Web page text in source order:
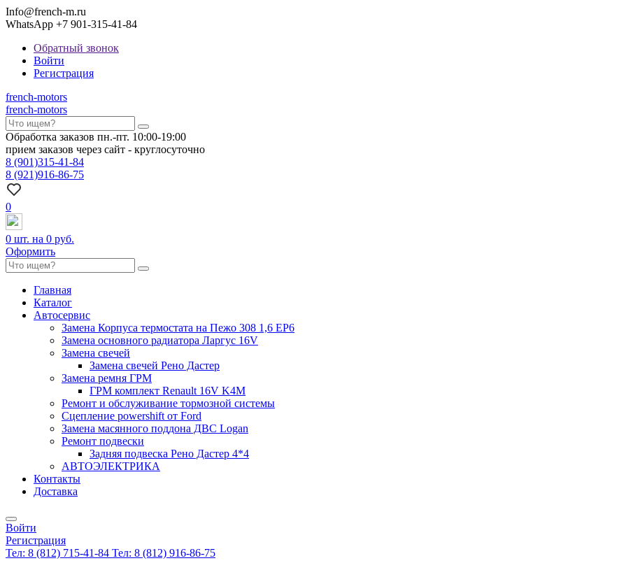
Info@french-m.ru
WhatsApp +7 901-315-41-84
Обратный звонок
Войти
Регистрация
french-motors
french-motors
Обработка заказов пн.-пт. 10:00-19:00
прием заказов через сайт - круглосуточно
8 (901)315-41-84
8 (921)916-86-75
0
0 шт. на 0 руб.
Оформить
Главная
Каталог
Автосервис
Замена Корпуса термостата на Пежо 308 1,6 EP6
Замена основного радиатора Ларгус 16V
Замена свечей
Замена свечей Рено Дастер
Замена ремня ГРМ
ГРМ комплект Renault 16V K4M
Ремонт и обслуживание тормозной системы
Сцепление powershift от Ford
Замена масянного поддона ДВС Logan
Ремонт подвески
Задняя подвеска Рено Дастер 4*4
АВТОЭЛЕКТРИКА
Контакты
Доставка
Войти
Регистрация
Тел: 8 (812) 715-41-84 Тел: 8 (812) 916-86-75